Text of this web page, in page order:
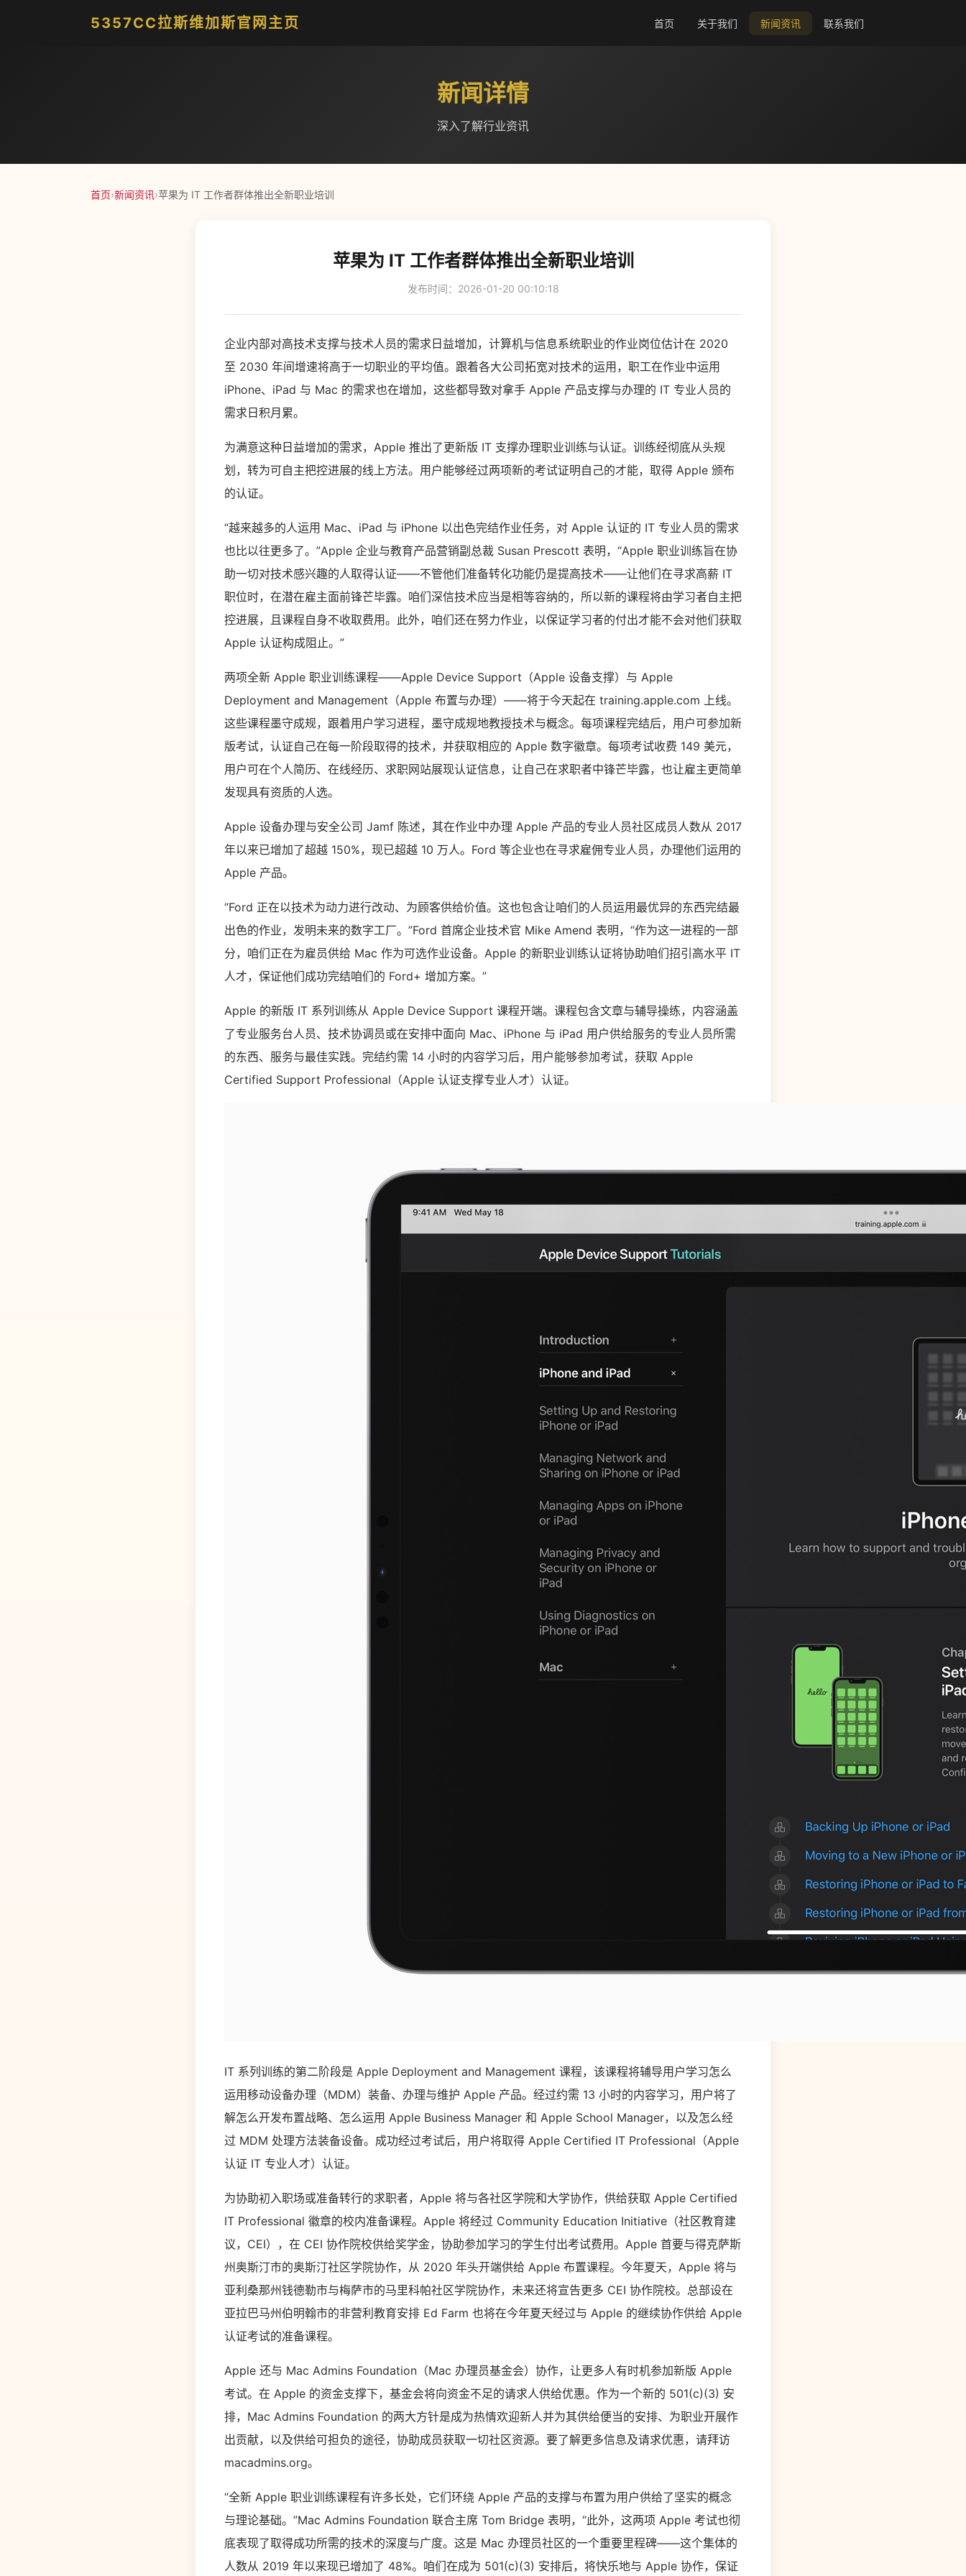
5357CC拉斯维加斯官网主页 首页 关于我们 新闻资讯 联系我们
新闻详情
深入了解行业资讯
首页›新闻资讯›苹果为 IT 工作者群体推出全新职业培训
苹果为 IT 工作者群体推出全新职业培训
发布时间：2026-01-20 00:10:18
企业内部对高技术支撑与技术人员的需求日益增加，计算机与信息系统职业的作业岗位估计在 2020
至 2030 年间增速将高于一切职业的平均值。跟着各大公司拓宽对技术的运用，职工在作业中运用
iPhone、iPad 与 Mac 的需求也在增加，这些都导致对拿手 Apple 产品支撑与办理的 IT 专业人员的
需求日积月累。
为满意这种日益增加的需求，Apple 推出了更新版 IT 支撑办理职业训练与认证。训练经彻底从头规
划，转为可自主把控进展的线上方法。用户能够经过两项新的考试证明自己的才能，取得 Apple 颁布
的认证。
“越来越多的人运用 Mac、iPad 与 iPhone 以出色完结作业任务，对 Apple 认证的 IT 专业人员的需求
也比以往更多了。”Apple 企业与教育产品营销副总裁 Susan Prescott 表明，“Apple 职业训练旨在协
助一切对技术感兴趣的人取得认证——不管他们准备转化功能仍是提高技术——让他们在寻求高薪 IT
职位时，在潜在雇主面前锋芒毕露。咱们深信技术应当是相等容纳的，所以新的课程将由学习者自主把
控进展，且课程自身不收取费用。此外，咱们还在努力作业，以保证学习者的付出才能不会对他们获取
Apple 认证构成阻止。”
两项全新 Apple 职业训练课程——Apple Device Support（Apple 设备支撑）与 Apple
Deployment and Management（Apple 布置与办理）——将于今天起在 training.apple.com 上线。
这些课程墨守成规，跟着用户学习进程，墨守成规地教授技术与概念。每项课程完结后，用户可参加新
版考试，认证自己在每一阶段取得的技术，并获取相应的 Apple 数字徽章。每项考试收费 149 美元，
用户可在个人简历、在线经历、求职网站展现认证信息，让自己在求职者中锋芒毕露，也让雇主更简单
发现具有资质的人选。
Apple 设备办理与安全公司 Jamf 陈述，其在作业中办理 Apple 产品的专业人员社区成员人数从 2017
年以来已增加了超越 150%，现已超越 10 万人。Ford 等企业也在寻求雇佣专业人员，办理他们运用的
Apple 产品。
“Ford 正在以技术为动力进行改动、为顾客供给价值。这也包含让咱们的人员运用最优异的东西完结最
出色的作业，发明未来的数字工厂。”Ford 首席企业技术官 Mike Amend 表明，“作为这一进程的一部
分，咱们正在为雇员供给 Mac 作为可选作业设备。Apple 的新职业训练认证将协助咱们招引高水平 IT
人才，保证他们成功完结咱们的 Ford+ 增加方案。”
Apple 的新版 IT 系列训练从 Apple Device Support 课程开端。课程包含文章与辅导操练，内容涵盖
了专业服务台人员、技术协调员或在安排中面向 Mac、iPhone 与 iPad 用户供给服务的专业人员所需
的东西、服务与最佳实践。完结约需 14 小时的内容学习后，用户能够参加考试，获取 Apple
Certified Support Professional（Apple 认证支撑专业人才）认证。
IT 系列训练的第二阶段是 Apple Deployment and Management 课程，该课程将辅导用户学习怎么
运用移动设备办理（MDM）装备、办理与维护 Apple 产品。经过约需 13 小时的内容学习，用户将了
解怎么开发布置战略、怎么运用 Apple Business Manager 和 Apple School Manager，以及怎么经
过 MDM 处理方法装备设备。成功经过考试后，用户将取得 Apple Certified IT Professional（Apple
认证 IT 专业人才）认证。
为协助初入职场或准备转行的求职者，Apple 将与各社区学院和大学协作，供给获取 Apple Certified
IT Professional 徽章的校内准备课程。Apple 将经过 Community Education Initiative（社区教育建
议，CEI），在 CEI 协作院校供给奖学金，协助参加学习的学生付出考试费用。Apple 首要与得克萨斯
州奥斯汀市的奥斯汀社区学院协作，从 2020 年头开端供给 Apple 布置课程。今年夏天，Apple 将与
亚利桑那州钱德勒市与梅萨市的马里科帕社区学院协作，未来还将宣告更多 CEI 协作院校。总部设在
亚拉巴马州伯明翰市的非营利教育安排 Ed Farm 也将在今年夏天经过与 Apple 的继续协作供给 Apple
认证考试的准备课程。
Apple 还与 Mac Admins Foundation（Mac 办理员基金会）协作，让更多人有时机参加新版 Apple
考试。在 Apple 的资金支撑下，基金会将向资金不足的请求人供给优惠。作为一个新的 501(c)(3) 安
排，Mac Admins Foundation 的两大方针是成为热情欢迎新人并为其供给便当的安排、为职业开展作
出贡献，以及供给可担负的途径，协助成员获取一切社区资源。要了解更多信息及请求优惠，请拜访
macadmins.org。
“全新 Apple 职业训练课程有许多长处，它们环绕 Apple 产品的支撑与布置为用户供给了坚实的概念
与理论基础。”Mac Admins Foundation 联合主席 Tom Bridge 表明，“此外，这两项 Apple 考试也彻
底表现了取得成功所需的技术的深度与广度。这是 Mac 办理员社区的一个重要里程碑——这个集体的
人数从 2019 年以来现已增加了 48%。咱们在成为 501(c)(3) 安排后，将快乐地与 Apple 协作，保证